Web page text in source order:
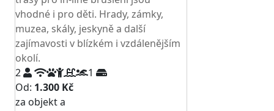
vhodné i pro děti. Hrady, zámky,
muzea, skály, jeskyně a další
zajímavosti v blízkém i vzdálenějším
okolí.
2
1
Od: 1.300 Kč
za objekt a